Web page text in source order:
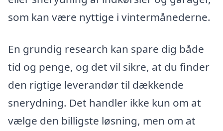
som kan være nyttige i vintermånederne.
En grundig research kan spare dig både
tid og penge, og det vil sikre, at du finder
den rigtige leverandør til dækkende
snerydning. Det handler ikke kun om at
vælge den billigste løsning, men om at